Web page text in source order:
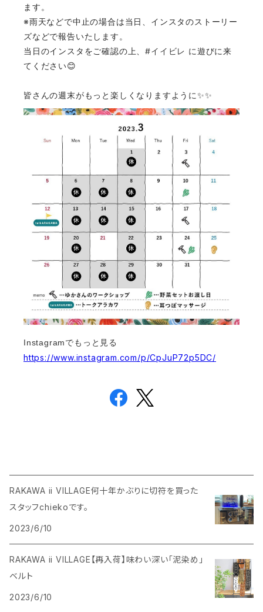
ます。
※雨天などで中止の場合は当日、インスタのストーリー
ズなどで報告いたします。
当日のインスタをご確認の上、#イイビレ に遊びに来
てください😊
皆さんの週末がもっと楽しくなりますように✨✨
Instagramでもっと見る
https://www.instagram.com/p/CpJuP72p5DC/
RAKAWA ii VILLAGE何十年かぶりに切符を買った
スタッフchiekoです。
2023/6/10
RAKAWA ii VILLAGE【再入荷】味わい深い「泥染め」
ベルト
2023/6/10